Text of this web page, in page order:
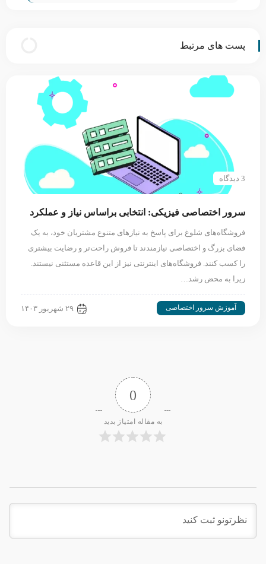
پست های مرتبط
3 دیدگاه
سرور اختصاصی فیزیکی: انتخابی براساس نیاز و عملکرد
فروشگاه‌های شلوغ برای پاسخ به نیازهای متنوع مشتریان خود، به یک
فضای بزرگ و اختصاصی نیازمندند تا فروش راحت‌تر و رضایت بیشتری
را کسب کنند. فروشگاه‌های اینترنتی نیز از این قاعده مستثنی نیستند.
زیرا به محض رشد…
آموزش سرور اختصاصی ۲۹ شهریور ۱۴۰۳
0
به مقاله امتیاز بدید